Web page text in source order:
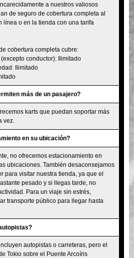
a nuestros valiosos
de seguro de cobertura completa al
línea o en la tienda con una tarifa
cobertura completa cubre:
conductor): Ilimitado
Ilimitado
más de un pasajero?
karts que puedan soportar más
vez.
en su ubicación?
no ofrecemos estacionamiento en
ubicaciones. También desaconsejamos
para visitar nuestra tienda, ya que el
pesado y si llegas tarde, no
Para un viaje sin estrés,
transporte público para llegar hasta
autopistas o carreteras, pero el
Tokio sobre el Puente Arcoíris